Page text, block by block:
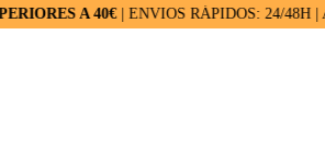
A 40€| ENVIOS RÁPIDOS: 24/48H |